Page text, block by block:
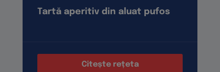
Tartă aperitiv din aluat pufos
Citește rețeta